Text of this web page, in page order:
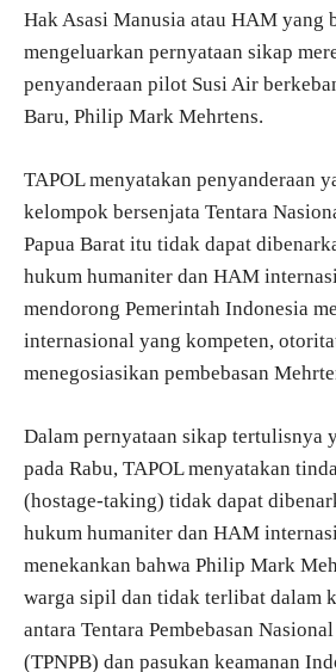
Hak Asasi Manusia atau HAM yang
mengeluarkan pernyataan sikap
penyanderaan pilot Susi Air
Baru, Philip Mark Mehrtens.
TAPOL menyatakan penyanderaan
kelompok bersenjata Tentara
Papua Barat itu tidak dapat
hukum humaniter dan HAM
mendorong Pemerintah Indonesia
internasional yang kompeten,
menegosiasikan pembebasan
Dalam pernyataan sikap tertulisnya
pada Rabu, TAPOL menyatakan
(hostage-taking) tidak dapat
hukum humaniter dan HAM
menekankan bahwa Philip Mark
warga sipil dan tidak terlibat dalam
antara Tentara Pembebasan
(TPNPB) dan pasukan keamanan